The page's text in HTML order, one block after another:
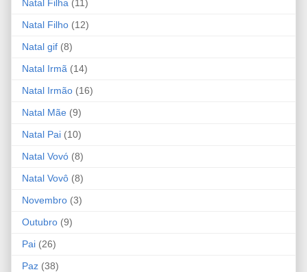
Natal Filha (11)
Natal Filho (12)
Natal gif (8)
Natal Irmã (14)
Natal Irmão (16)
Natal Mãe (9)
Natal Pai (10)
Natal Vovó (8)
Natal Vovô (8)
Novembro (3)
Outubro (9)
Pai (26)
Paz (38)